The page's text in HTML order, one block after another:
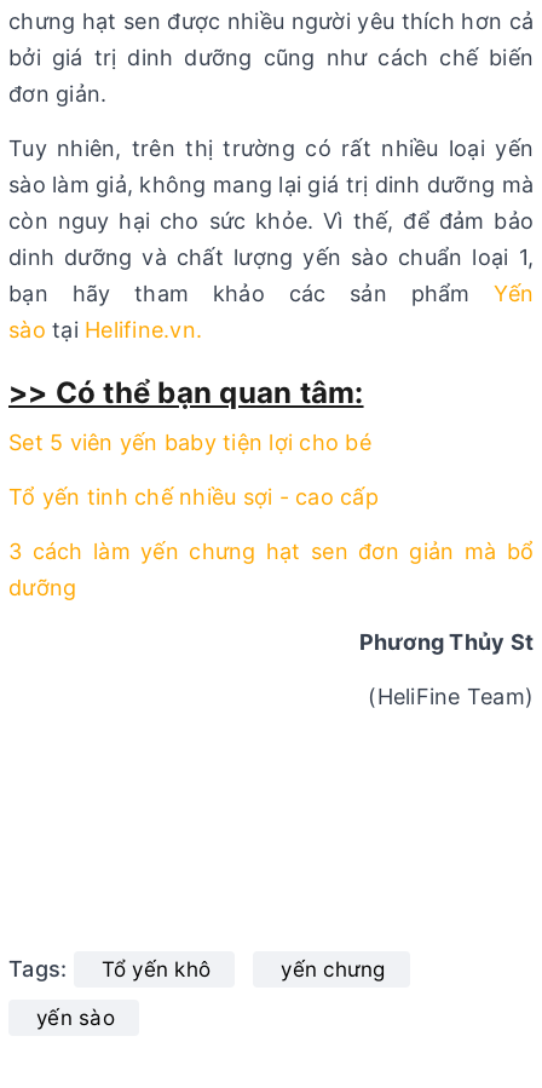
chưng hạt sen được nhiều người yêu thích hơn cả
bởi giá trị dinh dưỡng cũng như cách chế biến
đơn giản.
Tuy nhiên, trên thị trường có rất nhiều loại yến
sào làm giả, không mang lại giá trị dinh dưỡng mà
còn nguy hại cho sức khỏe. Vì thế, để đảm bảo
dinh dưỡng và chất lượng yến sào chuẩn loại 1,
bạn hãy tham khảo các sản phẩmYến
sào tại Helifine.vn.
>> Có thể bạn quan tâm:
Set 5 viên yến baby tiện lợi cho bé
Tổ yến tinh chế nhiều sợi - cao cấp
3 cách làm yến chưng hạt sen đơn giản mà bổ
dưỡng
Phương Thủy St
(HeliFine Team)
Tags: Tổ yến khô
yến chưng
yến sào